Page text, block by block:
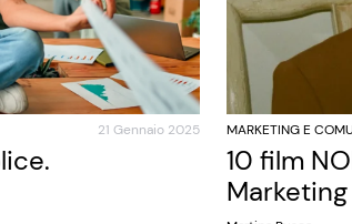
21 Gennaio 2025 MARKETING E
10 film